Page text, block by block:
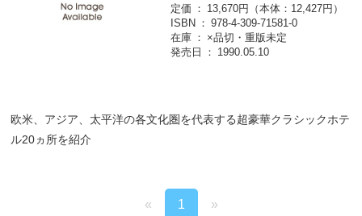
定価
13,670円（本体：12,427円）
ISBN
978-4-309-71581-0
在庫
×品切・重版未定
発売日
1990.05.10
欧米、アジア、太平洋の各文化圏を代表する超豪華クラシックホテ
ル20ヵ所を紹介
« 1 »